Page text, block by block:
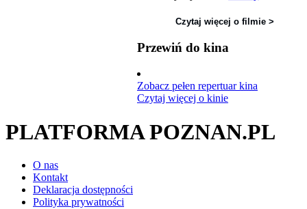
Czytaj więcej o filmie >
Przewiń do kina
Zobacz pełen repertuar kina
Czytaj więcej o kinie
PLATFORMA POZNAN.PL
O nas
Kontakt
Deklaracja dostępności
Polityka prywatności